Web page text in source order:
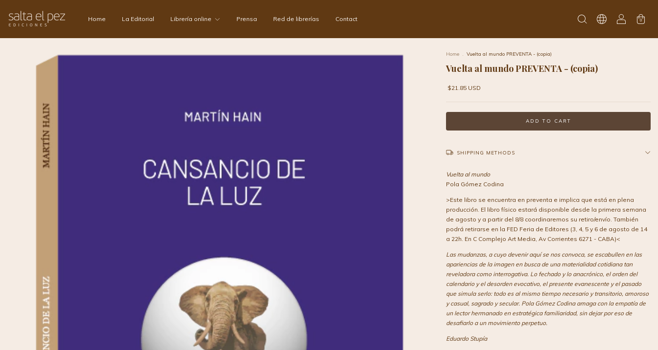
Home La Editorial Librería online Prensa Red de librerías Contact 0
Home . Vuelta al mundo PREVENTA - (copia)
Vuelta al mundo PREVENTA - (copia)
$21.85 USD
SHIPPING METHODS
Vuelta al mundo
Pola Gómez Codina
>Este libro se encuentra en preventa e implica que está en plena
producción. El libro físico estará disponible desde la primera semana
de agosto y a partir del 8/8 coordinaremos su retiro/envío. También
podrá retirarse en la FED Feria de Editores (3, 4, 5 y 6 de agosto de 14
a 22h. En C Complejo Art Media, Av Corrientes 6271 - CABA)<
Las mudanzas, a cuyo devenir aquí se nos convoca, se escabullen en las
apariencias de la imagen en busca de una materialidad cotidiana tan
reveladora como interrogativa. Lo fechado y lo anacrónico, el orden del
calendario y el desorden evocativo, el presente evanescente y el pasado
que simula serlo: todo es al mismo tiempo necesario y transitorio, amoroso
y casual, sagrado y secular. Pola Gómez Codina amaga con la empatía de
un lector hermanado en estratégica familiaridad, sin dejar por eso de
desafiarlo a un movimiento perpetuo.
Eduardo Stupía